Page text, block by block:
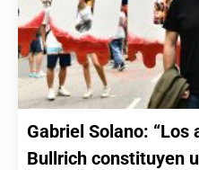
Gabriel Solano:
Bullrich constituyen